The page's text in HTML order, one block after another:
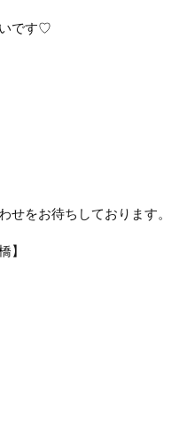
です♡
せをお待ちしております。
】